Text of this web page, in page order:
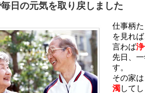
日の元気を取り戻しました
仕事柄
を見れ
言わば
先日、
す。
その家
濁して